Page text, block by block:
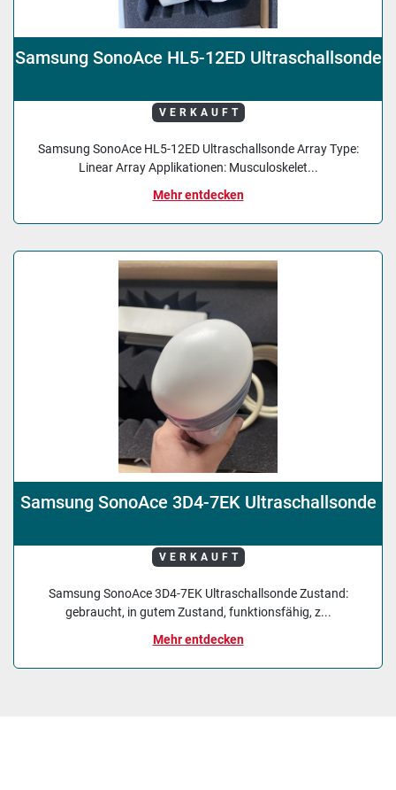
Samsung SonoAce HL5-12ED Ultraschallsonde
VERKAUFT
Samsung SonoAce HL5-12ED Ultraschallsonde Array Type:
Linear Array Applikationen: Musculoskelet...
Mehr entdecken
Samsung SonoAce 3D4-7EK Ultraschallsonde
VERKAUFT
Samsung SonoAce 3D4-7EK Ultraschallsonde Zustand:
gebraucht, in gutem Zustand, funktionsfähig, z...
Mehr entdecken